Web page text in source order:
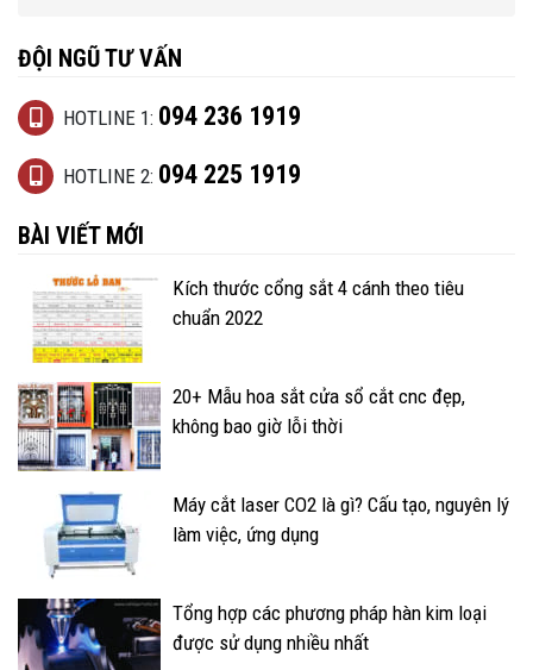
ĐỘI NGŨ TƯ VẤN
HOTLINE 1: 094 236 1919
HOTLINE 2: 094 225 1919
BÀI VIẾT MỚI
Kích thước cổng sắt 4 cánh theo tiêu
chuẩn 2022
20+ Mẫu hoa sắt cửa sổ cắt cnc đẹp,
không bao giờ lỗi thời
Máy cắt laser CO2 là gì? Cấu tạo, nguyên lý
làm việc, ứng dụng
Tổng hợp các phương pháp hàn kim loại
được sử dụng nhiều nhất